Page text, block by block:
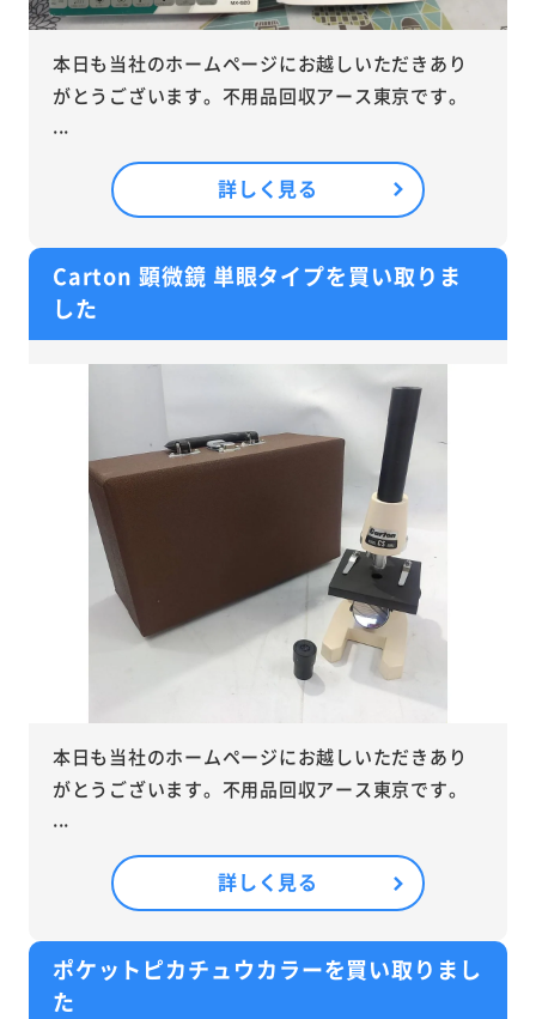
本日も当社のホームページにお越しいただきあり
がとうございます。不用品回収アース東京です。
...
詳しく見る
Carton 顕微鏡 単眼タイプを買い取りま
した
本日も当社のホームページにお越しいただきあり
がとうございます。不用品回収アース東京です。
...
詳しく見る
ポケットピカチュウカラーを買い取りまし
た